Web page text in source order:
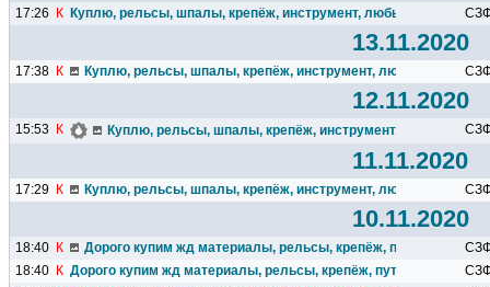
17:26 К Куплю, рельсы, шпалы, крепёж, инструмент, любые жд
13.11.2020
17:38 К Куплю, рельсы, шпалы, крепёж, инструмент, любые жд
12.11.2020
15:53 К Куплю, рельсы, шпалы, крепёж, инструмент, любые жд
11.11.2020
17:29 К Куплю, рельсы, шпалы, крепёж, инструмент, любые жд
10.11.2020
18:40 К Дорого купим жд материалы, рельсы, крепёж, путевой
18:40 К Дорого купим жд материалы, рельсы, крепёж, путевой